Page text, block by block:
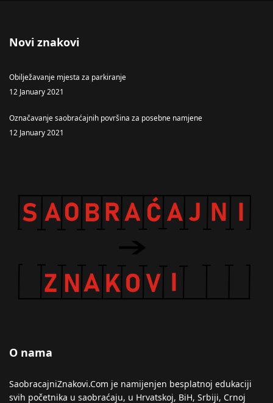
Novi znakovi
Obilježavanje mjesta za parkiranje
12 January 2021
Označavanje saobraćajnih površina za posebne namjene
12 January 2021
O nama
SaobracajniZnakovi.Com je namijenjen besplatnoj edukaciji
svih početnika u saobraćaju, u Hrvatskoj, BiH, Srbiji, Crnoj